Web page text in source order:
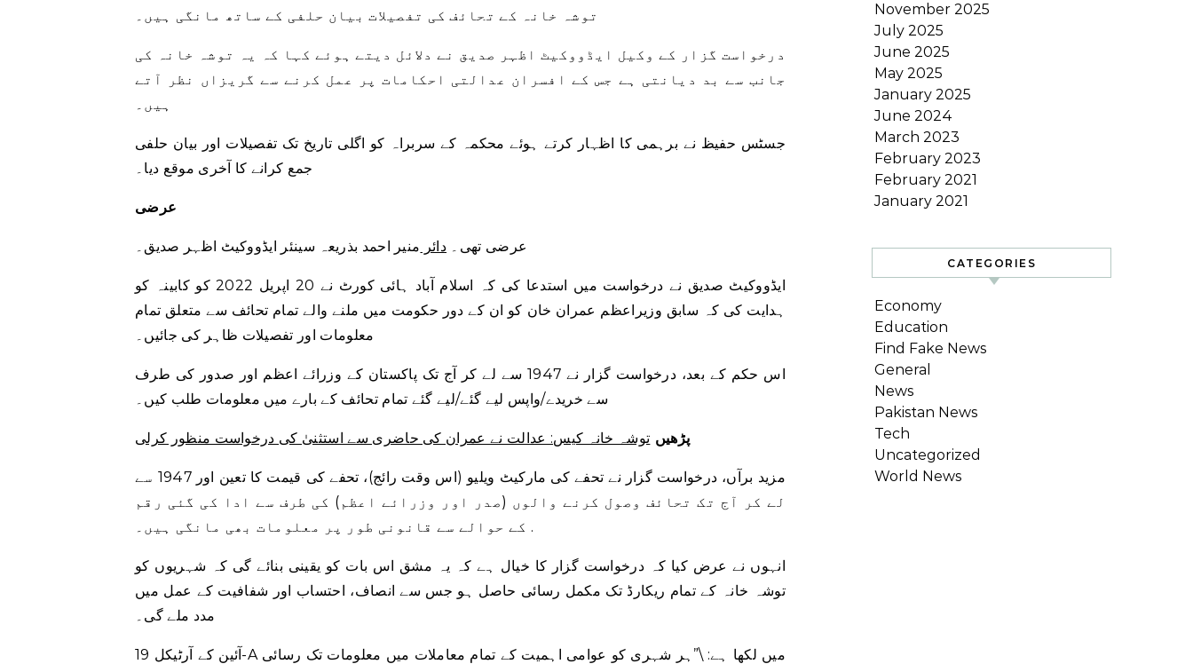
توشہ خانہ کے تحائف کی تفصیلات بیان حلفی کے ساتھ مانگی ہیں۔
درخواست گزار کے وکیل ایڈووکیٹ اظہر صدیق نے دلائل دیتے ہوئے کہا کہ یہ توشہ خانہ کی
جانب سے بد دیانتی ہے جس کے افسران عدالتی احکامات پر عمل کرنے سے گریزاں نظر آتے
ہیں۔
جسٹس حفیظ نے برہمی کا اظہار کرتے ہوئے محکمہ کے سربراہ کو اگلی تاریخ تک تفصیلات اور بیان حلفی
جمع کرانے کا آخری موقع دیا۔
عرضی
عرضی تھی۔ دائر منیر احمد بذریعہ سینئر ایڈووکیٹ اظہر صدیق۔
ایڈووکیٹ صدیق نے درخواست میں استدعا کی کہ اسلام آباد ہائی کورٹ نے 20 اپریل 2022 کو کابینہ کو
ہدایت کی کہ سابق وزیراعظم عمران خان کو ان کے دور حکومت میں ملنے والے تمام تحائف سے متعلق تمام
معلومات اور تفصیلات ظاہر کی جائیں۔
اس حکم کے بعد، درخواست گزار نے 1947 سے لے کر آج تک پاکستان کے وزرائے اعظم اور صدور کی طرف
سے خریدے/واپس لیے گئے/لیے گئے تمام تحائف کے بارے میں معلومات طلب کیں۔
پڑھیں توشہ خانہ کیس: عدالت نے عمران کی حاضری سے استثنیٰ کی درخواست منظور کرلی
مزید برآں، درخواست گزار نے تحفے کی مارکیٹ ویلیو (اس وقت رائج)، تحفے کی قیمت کا تعین اور 1947 سے
لے کر آج تک تحائف وصول کرنے والوں (صدر اور وزرائے اعظم) کی طرف سے ادا کی گئی رقم
کے حوالے سے قانونی طور پر معلومات بھی مانگی ہیں۔ .
انہوں نے عرض کیا کہ درخواست گزار کا خیال ہے کہ یہ مشق اس بات کو یقینی بنائے گی کہ شہریوں کو
توشہ خانہ کے تمام ریکارڈ تک مکمل رسائی حاصل ہو جس سے انصاف، احتساب اور شفافیت کے عمل میں
مدد ملے گی۔
آئین کے آرٹیکل 19-A میں لکھا ہے: \”ہر شہری کو عوامی اہمیت کے تمام معاملات میں معلومات تک رسائی
November 2025
July 2025
June 2025
May 2025
January 2025
June 2024
March 2023
February 2023
February 2021
January 2021
CATEGORIES
Economy
Education
Find Fake News
General
News
Pakistan News
Tech
Uncategorized
World News